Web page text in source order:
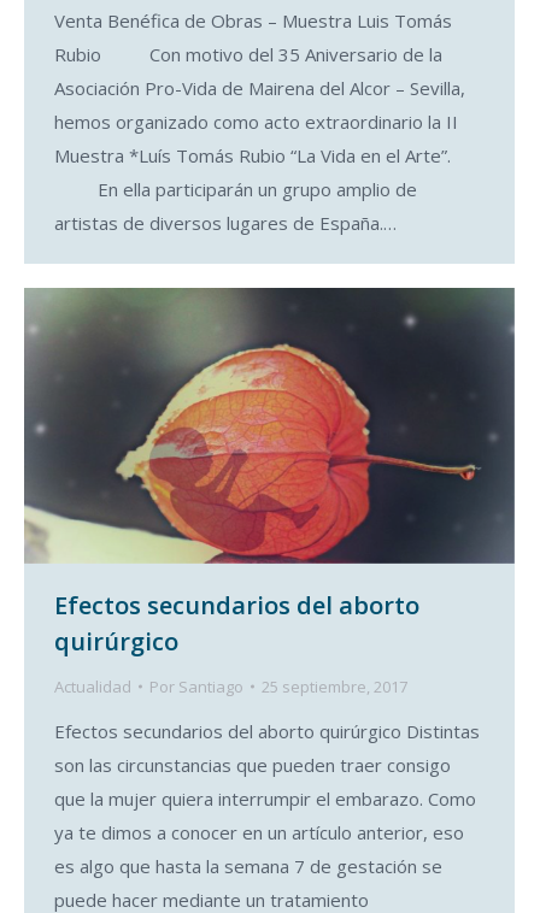
Venta Benéfica de Obras – Muestra Luis Tomás
Rubio Con motivo del 35 Aniversario de la
Asociación Pro-Vida de Mairena del Alcor – Sevilla,
hemos organizado como acto extraordinario la II
Muestra *Luís Tomás Rubio “La Vida en el Arte”.
En ella participarán un grupo amplio de
artistas de diversos lugares de España.…
Efectos secundarios del aborto
quirúrgico
Actualidad Por Santiago 25 septiembre, 2017
Efectos secundarios del aborto quirúrgico Distintas
son las circunstancias que pueden traer consigo
que la mujer quiera interrumpir el embarazo. Como
ya te dimos a conocer en un artículo anterior, eso
es algo que hasta la semana 7 de gestación se
puede hacer mediante un tratamiento